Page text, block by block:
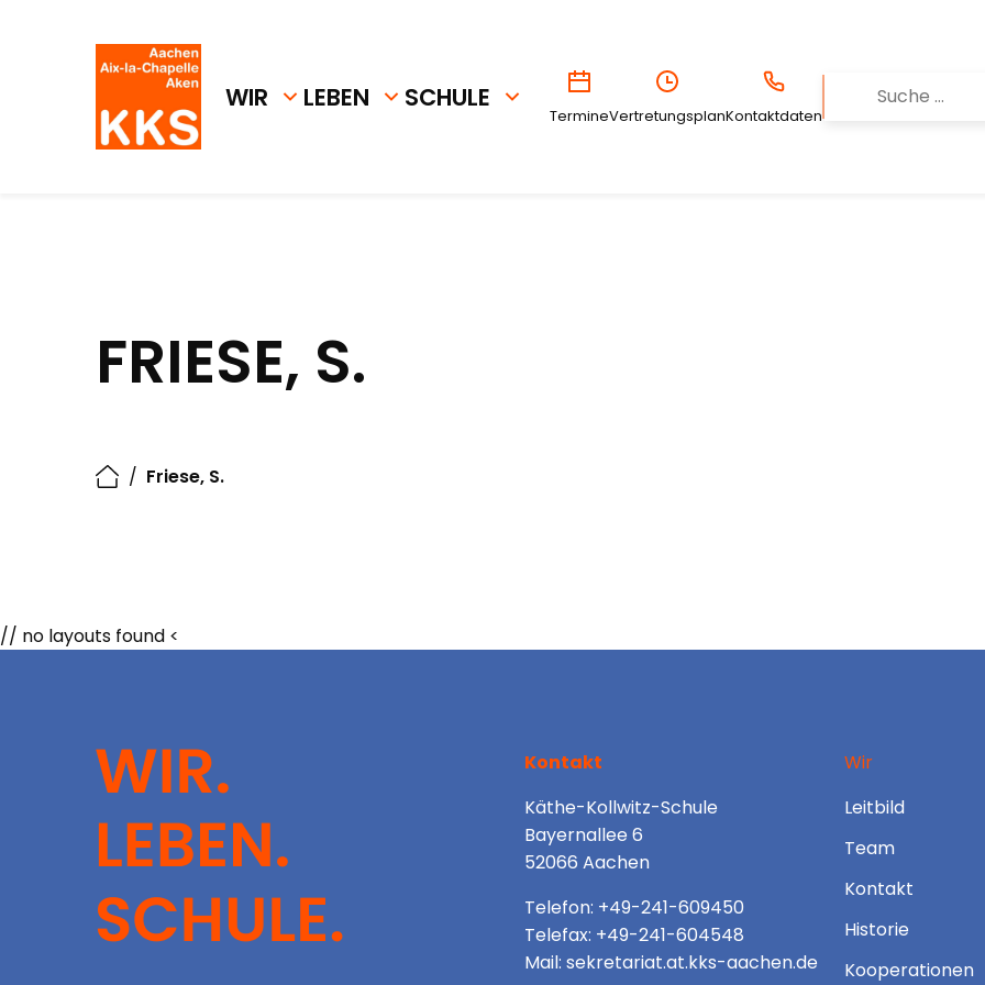
WIR LEBEN SCHULE
TermineVertretungsplanKontaktdaten
FRIESE, S.
/ Friese, S.
// no layouts found <
Kontakt
Käthe-Kollwitz-Schule
Bayernallee 6
52066 Aachen
Telefon: +49-241-609450
Telefax: +49-241-604548
Mail: sekretariat.at.kks-aachen.de
Wir
Leitbild
Team
Kontakt
Historie
Kooperationen